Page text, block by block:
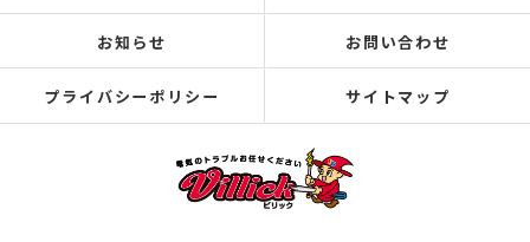
お知らせ お問い合わせ
プライバシーポリシー サイトマップ